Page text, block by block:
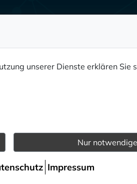
ab sofort auf
und bleiben Sie
unserer Dienste erklären
Nur
Impressum